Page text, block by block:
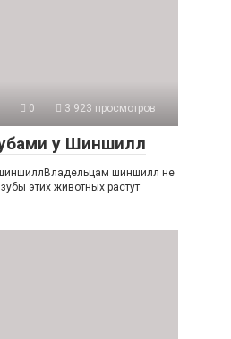
0 3 923 просмотров
у Шиншилл
шиншилл не
этих животных растут